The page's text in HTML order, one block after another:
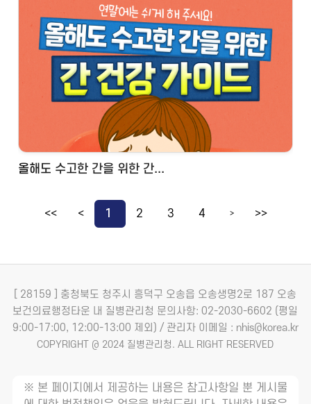
올해도 수고한 간을 위한 간...
<< < 1 2 3 4 > >>
[ 28159 ] 충청북도 청주시 흥덕구 오송읍 오송생명2로 187 오송
보건의료행정타운 내 질병관리청 문의사항: 02-2030-6602 (평일
9:00-17:00, 12:00-13:00 제외) / 관리자 이메일 : nhis@korea.kr
COPYRIGHT @ 2024 질병관리청. ALL RIGHT RESERVED
※ 본 페이지에서 제공하는 내용은 참고사항일 뿐 게시물